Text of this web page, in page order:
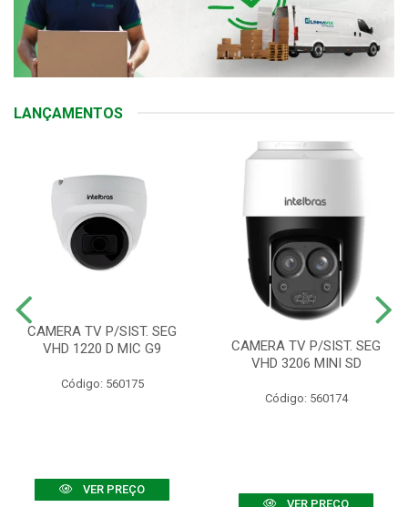
LANÇAMENTOS
CAMERA TV P/SIST. SEG
VHD 1220 D MIC G9
Código: 560175
VER PREÇO
CAMERA TV P/SIST. SEG
VHD 3206 MINI SD
Código: 560174
VER PREÇO